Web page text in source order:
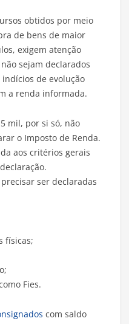
obtidos por meio
de bens de maior
exigem atenção
sejam declarados
de evolução
a renda informada.
mil, por si só, não
o Imposto de Renda.
aos critérios gerais
ser declaradas
físicas;
Fies.
com saldo